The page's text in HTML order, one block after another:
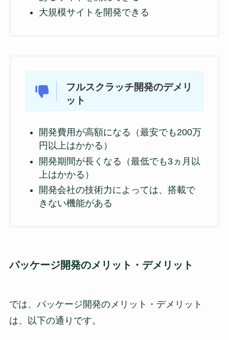
大規模サイトを開発できる
フルスクラッチ開発のデメリ
ット
開発費用が高額になる（最安でも200万
円以上はかかる）
開発期間が長くなる（最低でも3ヵ月以
上はかかる）
開発会社の技術力によっては、搭載で
きない機能がある
パッケージ開発のメリット・デメリット
では、パッケージ開発のメリット・デメリット
は、以下の通りです。